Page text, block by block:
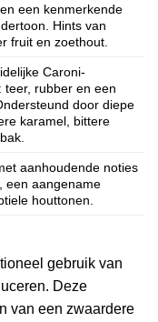
een kenmerkende
Hints van
fruit en zoethout.
Caroni-
teer, rubber en een
door diepe
karamel, bittere
aanhoudende noties
een aangename
houttonen.
gebruik van
Deze
van een zwaardere